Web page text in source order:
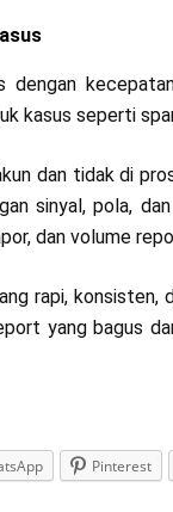
dengan
kasus seperti
dan tidak di
sinyal, pola,
dan volume
rapi,
yang bagus
Pinterest